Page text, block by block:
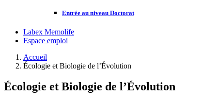
Entrée au niveau Doctorat
Labex Memolife
Espace emploi
Accueil
Écologie et Biologie de l’Évolution
Écologie et Biologie de l’Évolution